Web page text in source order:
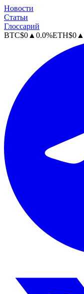
Новости
Статьи
Глоссарий
BTC$0 ▲ 0.0%ETH$0 ▲